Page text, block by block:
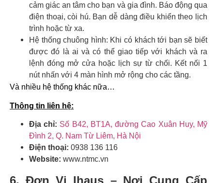
cảm giác an tâm cho bạn và gia đình. Báo động qua
điện thoại, còi hú. Bạn dễ dàng điều khiển theo lịch
trình hoặc từ xa.
Hệ thống chuông hình: Khi có khách tới bạn sẽ biết
được đó là ai và có thể giao tiếp với khách và ra
lệnh đóng mở cửa hoặc lịch sự từ chối. Kết nối 1
nút nhấn với 4 màn hình mở rộng cho các tầng.
Và nhiều hệ thống khác nữa…
Thông tin liên hệ:
Địa chỉ: Số B42, BT1A, đường Cao Xuân Huy, Mỹ
Đình 2, Q. Nam Từ Liêm, Hà Nội
Điện thoại: 0938 136 116
Website: www.ntmc.vn